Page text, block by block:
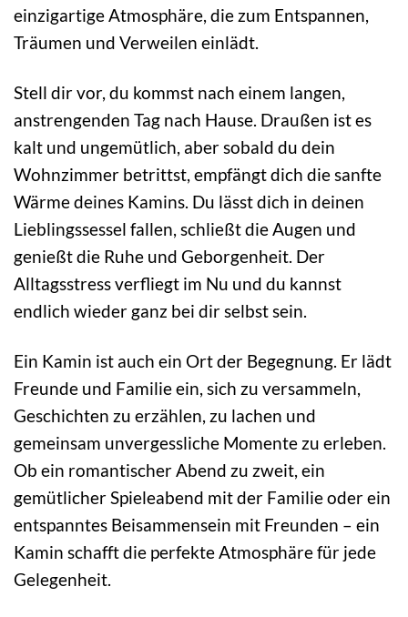
einzigartige Atmosphäre, die zum Entspannen,
Träumen und Verweilen einlädt.
Stell dir vor, du kommst nach einem langen,
anstrengenden Tag nach Hause. Draußen ist es
kalt und ungemütlich, aber sobald du dein
Wohnzimmer betrittst, empfängt dich die sanfte
Wärme deines Kamins. Du lässt dich in deinen
Lieblingssessel fallen, schließt die Augen und
genießt die Ruhe und Geborgenheit. Der
Alltagsstress verfliegt im Nu und du kannst
endlich wieder ganz bei dir selbst sein.
Ein Kamin ist auch ein Ort der Begegnung. Er lädt
Freunde und Familie ein, sich zu versammeln,
Geschichten zu erzählen, zu lachen und
gemeinsam unvergessliche Momente zu erleben.
Ob ein romantischer Abend zu zweit, ein
gemütlicher Spieleabend mit der Familie oder ein
entspanntes Beisammensein mit Freunden – ein
Kamin schafft die perfekte Atmosphäre für jede
Gelegenheit.